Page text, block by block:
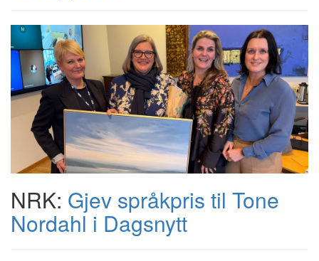
NRK: Gjev språkpris til Tone
Nordahl i Dagsnytt